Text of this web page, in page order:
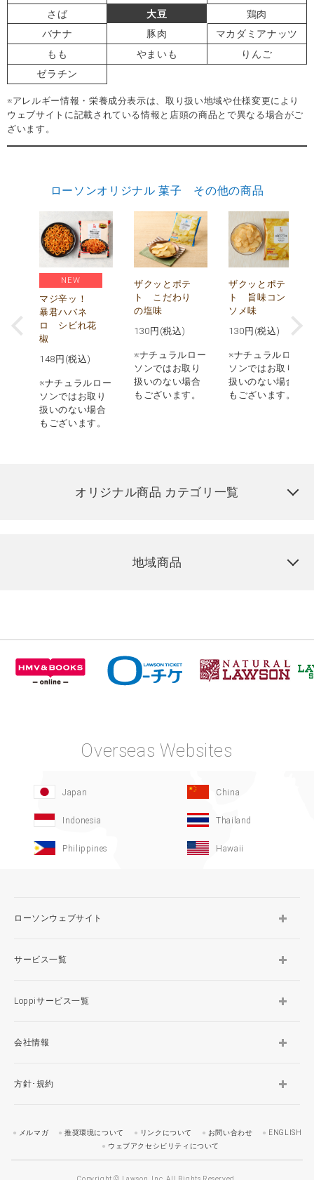
さば
大豆
鶏肉
バナナ
豚肉
マカダミアナッツ
もも
やまいも
りんご
ゼラチン
※アレルギー情報・栄養成分表示は、取り扱い地域や仕様変更により
ウェブサイトに記載されている情報と店頭の商品とで異なる場合がご
ざいます。
ローソンオリジナル 菓子 その他の商品
NEW
マジ辛ッ！
暴君ハバネ
ロ シビれ花
椒
148 円(税込)
※ナチュラルロー
ソンではお取り
扱いのない場合
もございます。
ザクッとポテ
ト こだわり
の塩味
130 円(税込)
※ナチュラルロー
ソンではお取り
扱いのない場合
もございます。
ザクッとポテ
ト 旨味コン
ソメ味
130 円(税込)
※ナチュラルロー
ソンではお取り
扱いのない場合
もございます。
オリジナル商品 カテゴリ一覧
地域商品
Overseas Websites
Japan China
Indonesia Thailand
Philippines Hawaii
ローソンウェブサイト
サービス一覧
Loppiサービス一覧
会社情報
方針･規約
メルマガ 推奨環境について リンクについて お問い合わせ
ENGLISH
ウェブアクセシビリティについて